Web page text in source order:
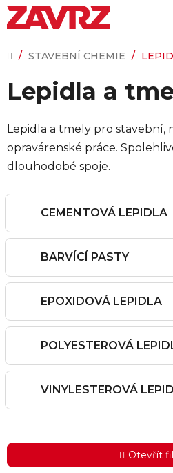
Přejít
na
DOMŮ
/ STAVEBNÍ CHEMIE /
Lepidla a
Lepidla a tmely pro stavební,
opravárenské práce.
dlouhodobé spoje.
CEMENTOVÁ LEPIDLA
BARVÍCÍ PASTY
EPOXIDOVÁ LEPIDLA
POLYESTEROVÁ
VINYLESTEROVÁ
Otevřít